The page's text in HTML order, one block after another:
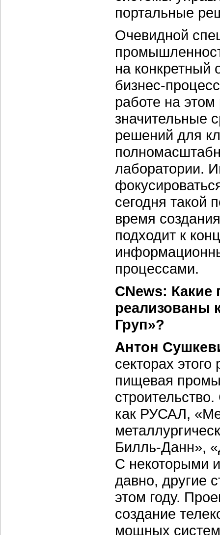
портальные
Очевидной
на конкретный
бизнес-
работе на этом
значительные
решений для
лаборатории.
сегодня такой
время
подходит к
процессами.
CNews:
реализованы
Груп»?
Антон
секторах
пищевая
как РУСАЛ,
Билль-Данн»,
С некоторыми
давно, другие
этом году.
создание
мощных